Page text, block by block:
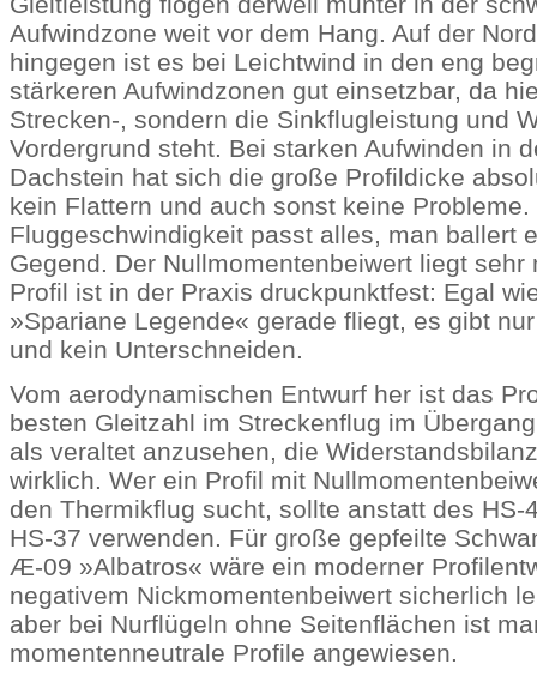
Aufwindzone weit vor dem Hang. Auf der
hingegen ist es bei Leichtwind in den eng
stärkeren Aufwindzonen gut einsetzbar, da
Strecken-, sondern die Sinkflugleistung und
Vordergrund steht. Bei starken Aufwinden in
Dachstein hat sich die große Profildicke
kein Flattern und auch sonst keine Probleme.
Fluggeschwindigkeit passt alles, man ballert
Gegend. Der Nullmomentenbeiwert liegt sehr
Profil ist in der Praxis druckpunktfest: Egal
»Spariane Legende« gerade fliegt, es gibt
und kein Unterschneiden.
Vom aerodynamischen Entwurf her ist das
besten Gleitzahl im Streckenflug im
als veraltet anzusehen, die
wirklich. Wer ein Profil mit
den Thermikflug sucht, sollte anstatt des HS-
HS-37 verwenden. Für große gepfeilte
Æ-09 »Albatros« wäre ein moderner
negativem Nickmomentenbeiwert sicherlich
aber bei Nurflügeln ohne Seitenflächen ist
momentenneutrale Profile angewiesen.